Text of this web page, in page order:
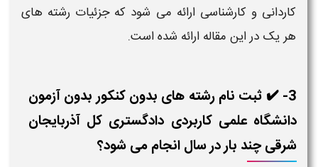
کاردانی و کارشناسی ارائه می شود که جزئیات رشته های
هر یک در این مقاله ارائه شده است.
3- ✔️ ثبت نام رشته های بدون کنکور بدون آزمون
دانشگاه علمی کاربردی دادگستری کل آذربایجان
شرقی چند بار در سال انجام می شود؟